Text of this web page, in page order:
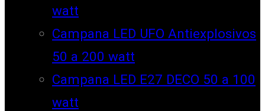
watt
Campana LED UFO Antiexplosivos
50 a 200 watt
Campana LED E27 DECO 50 a 100
watt